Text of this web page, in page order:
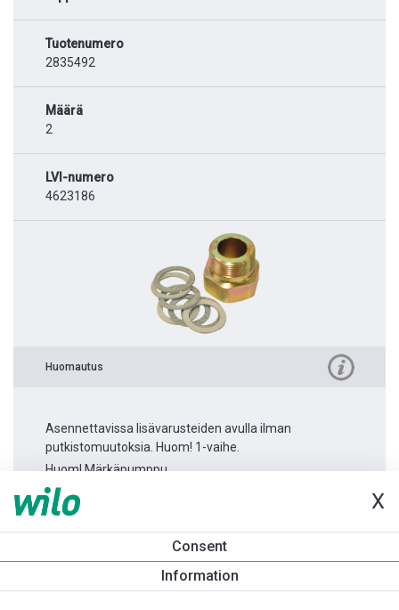
X
Consent
Information
Tuotenumero
2835492
Määrä
2
LVI-numero
4623186
Huomautus
Asennettavissa lisävarusteiden avulla ilman
putkistomuutoksia. Huom! 1-vaihe.
Huom! Märkäpumppu.
Tuotetietoa